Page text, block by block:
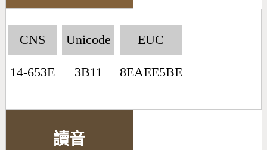
CNS
14-653E
Unicode
3B11
EUC
8EAEE5BE
讀音